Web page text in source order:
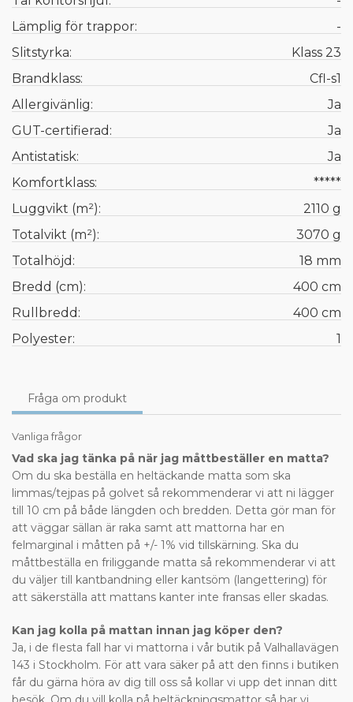
Lämplig för trappor:
-
Slitstyrka:
Klass 23
Brandklass:
Cfl-s1
Allergivänlig:
Ja
GUT-certifierad:
Ja
Antistatisk:
Ja
Komfortklass:
*****
Luggvikt (m²):
2110 g
Totalvikt (m²):
3070 g
Totalhöjd:
18 mm
Bredd (cm):
400 cm
Rullbredd:
400 cm
Polyester:
1
Fråga om produkt
Vanliga frågor
Vad ska jag tänka på när jag måttbeställer en matta?
Om du ska beställa en heltäckande matta som ska
limmas/tejpas på golvet så rekommenderar vi att ni lägger
till 10 cm på både längden och bredden. Detta gör man för
att väggar sällan är raka samt att mattorna har en
felmarginal i måtten på +/- 1% vid tillskärning. Ska du
måttbeställa en friliggande matta så rekommenderar vi att
du väljer till kantbandning eller kantsöm (langettering) för
att säkerställa att mattans kanter inte fransas eller skadas.
Kan jag kolla på mattan innan jag köper den?
Ja, i de flesta fall har vi mattorna i vår butik på Valhallavägen
143 i Stockholm. För att vara säker på att den finns i butiken
får du gärna höra av dig till oss så kollar vi upp det innan ditt